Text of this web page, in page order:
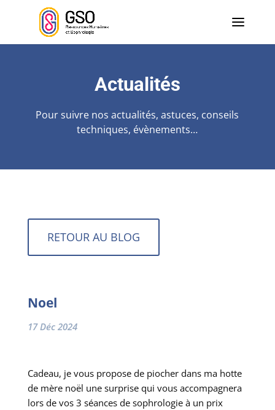
Actualités
Pour suivre nos actualités, astuces, conseils
techniques, évènements…
RETOUR AU BLOG
Noel
17 Déc 2024
Cadeau, je vous propose de piocher dans ma hotte
de mère noël une surprise qui vous accompagnera
lors de vos 3 séances de sophrologie à un prix